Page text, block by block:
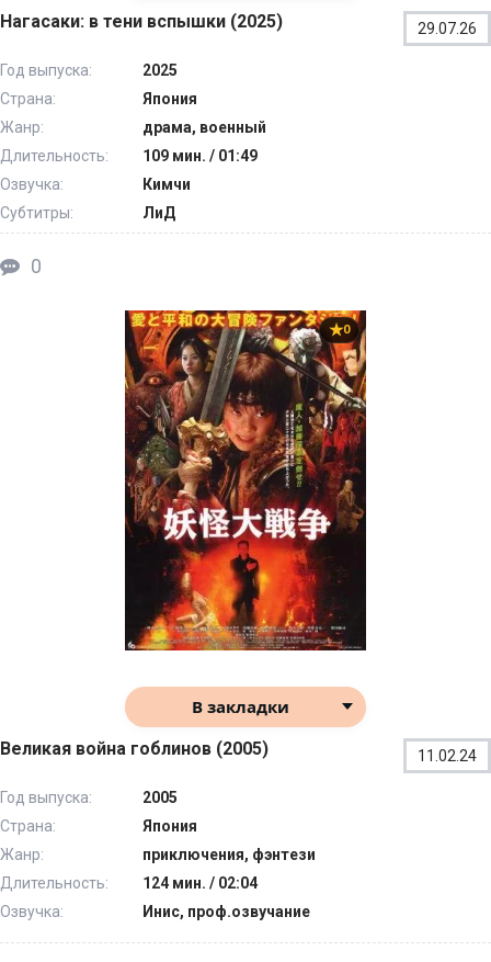
Нагасаки: в тени вспышки (2025) 29.07.26
Год выпуска:
2025
Страна:
Япония
Жанр:
драма, военный
Длительность:
109 мин. / 01:49
Озвучка:
Кимчи
Субтитры:
ЛиД
0
0
В закладки
Великая война гоблинов (2005) 11.02.24
Год выпуска:
2005
Страна:
Япония
Жанр:
приключения, фэнтези
Длительность:
124 мин. / 02:04
Озвучка:
Инис, проф.озвучание